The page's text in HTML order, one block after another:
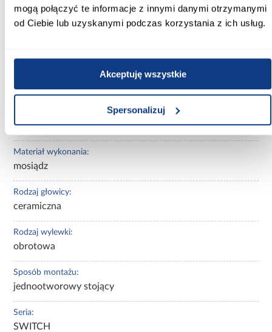
mogą połączyć te informacje z innymi danymi otrzymanymi
od Ciebie lub uzyskanymi podczas korzystania z ich usług.
Akceptuję wszystkie
Spersonalizuj
wody butelkowanej.
Informacje Do pobrania Informacje o
złoty
Omnires
Materiał wykonania:
mosiądz
Rodzaj głowicy:
ceramiczna
Rodzaj wylewki:
obrotowa
Sposób montażu:
jednootworowy stojący
Seria:
SWITCH